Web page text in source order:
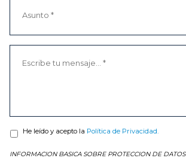
He leído y acepto la Política de Privacidad.
INFORMACION BASICA SOBRE PROTECCION DE DATOS